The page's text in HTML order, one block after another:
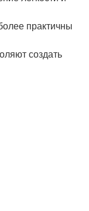
практичны
создать